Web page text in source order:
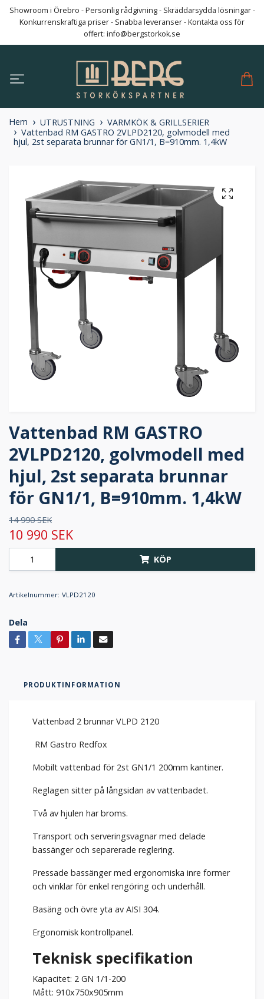
Showroom i Örebro - Personlig rådgivning - Skräddarsydda lösningar -
Konkurrenskraftiga priser - Snabba leveranser - Kontakta oss för
offert: info@bergstorkok.se
Hem UTRUSTNING
VARMKÖK & GRILLSERIER
Vattenbad RM GASTRO 2VLPD2120, golvmodell med
hjul, 2st separata brunnar för GN1/1, B=910mm. 1,4kW
Vattenbad RM GASTRO
2VLPD2120, golvmodell med
hjul, 2st separata brunnar
för GN1/1, B=910mm. 1,4kW
14 990 SEK
10 990 SEK
KÖP
Artikelnummer: VLPD2120
Dela
PRODUKTINFORMATION
Vattenbad 2 brunnar VLPD 2120
RM Gastro Redfox
Mobilt vattenbad för 2st GN1/1 200mm kantiner.
Reglagen sitter på långsidan av vattenbadet.
Två av hjulen har broms.
Transport och serveringsvagnar med delade
bassänger och separerade reglering.
Pressade bassänger med ergonomiska inre former
och vinklar för enkel rengöring och underhåll.
Basäng och övre yta av AISI 304.
Ergonomisk kontrollpanel.
Teknisk specifikation
Kapacitet: 2 GN 1/1-200
Mått: 910x750x905mm